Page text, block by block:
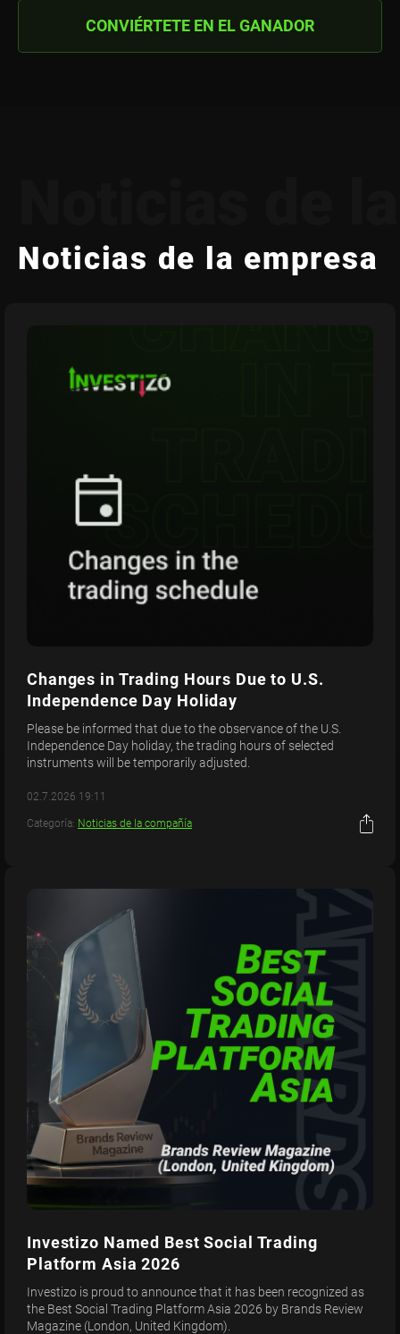
CONVIÉRTETE EN EL GANADOR
Noticias de la empresa
Changes in Trading Hours Due to U.S.
Independence Day Holiday
Please be informed that due to the observance of the U.S.
Independence Day holiday, the trading hours of selected
instruments will be temporarily adjusted.
02.7.2026 19:11
Categoría: Noticias de la compañía
Investizo Named Best Social Trading
Platform Asia 2026
Investizo is proud to announce that it has been recognized as
the Best Social Trading Platform Asia 2026 by Brands Review
Magazine (London, United Kingdom).